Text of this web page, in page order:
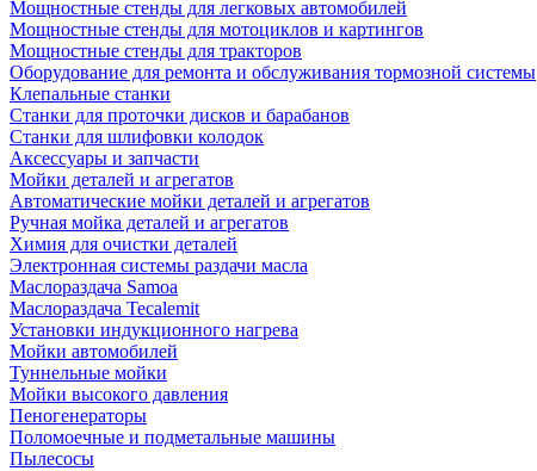
Мощностные стенды для легковых автомобилей
Мощностные стенды для мотоциклов и картингов
Мощностные стенды для тракторов
Оборудование для ремонта и обслуживания тормозной системы
Клепальные станки
Станки для проточки дисков и барабанов
Станки для шлифовки колодок
Аксессуары и запчасти
Мойки деталей и агрегатов
Автоматические мойки деталей и агрегатов
Ручная мойка деталей и агрегатов
Химия для очистки деталей
Электронная системы раздачи масла
Маслораздача Samoa
Маслораздача Tecalemit
Установки индукционного нагрева
Мойки автомобилей
Туннельные мойки
Мойки высокого давления
Пеногенераторы
Поломоечные и подметальные машины
Пылесосы